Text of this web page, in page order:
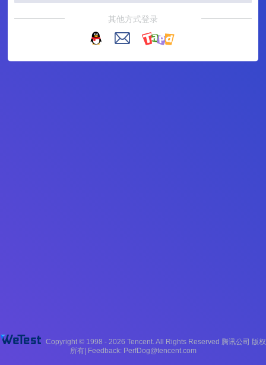
其他方式登录
Copyright © 1998 - 2026 Tencent. All Rights Reserved 腾讯公司 版权
所有| Feedback: PerfDog@tencent.com